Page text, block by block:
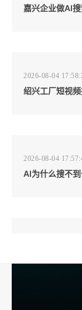
嘉兴企业做AI
2026-08-04
绍兴工厂短视
2026-08-04
AI为什么搜不